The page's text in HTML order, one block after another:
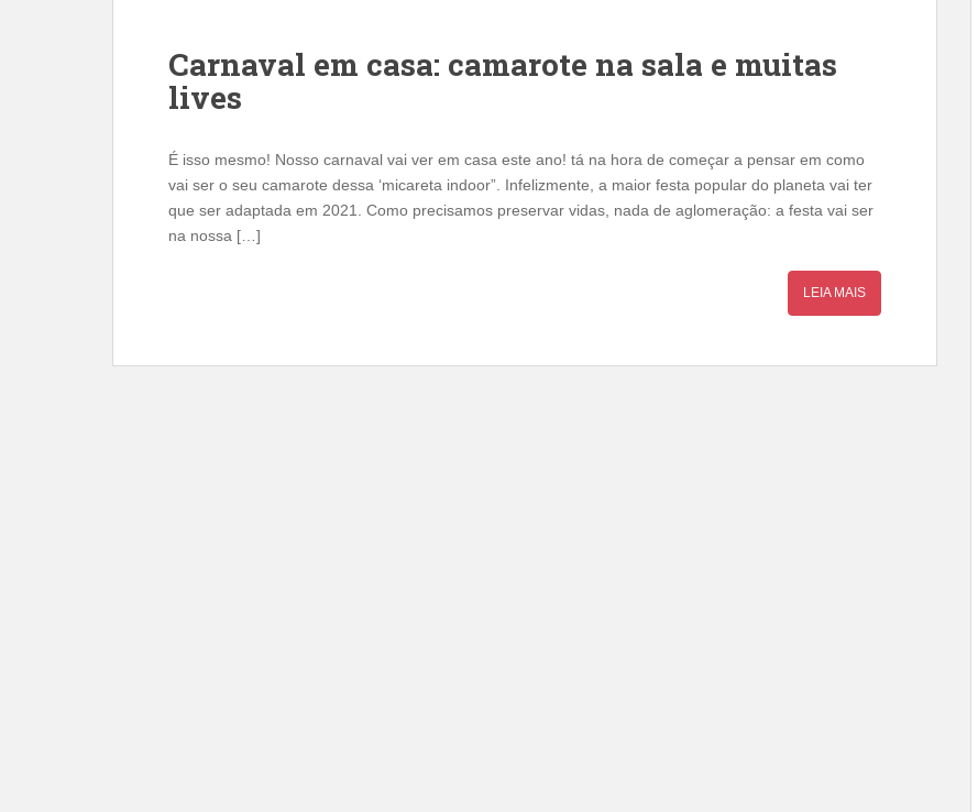
Carnaval em casa: camarote na sala e muitas
lives
É isso mesmo! Nosso carnaval vai ver em casa este ano! tá na hora de começar a pensar em como
vai ser o seu camarote dessa ‘micareta indoor”. Infelizmente, a maior festa popular do planeta vai ter
que ser adaptada em 2021. Como precisamos preservar vidas, nada de aglomeração: a festa vai ser
na nossa […]
LEIA MAIS